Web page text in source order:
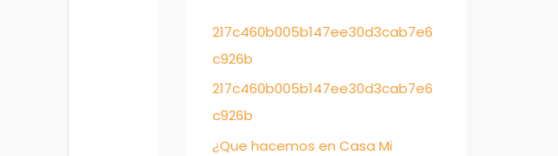
:217c460b005b147ee30d3cab7e6
c926b
217c460b005b147ee30d3cab7e6
c926b
¿Que hacemos en Casa Mi